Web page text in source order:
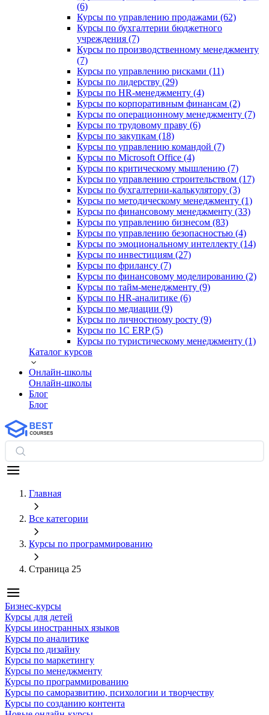
(6)
Курсы по управлению продажами (62)
Курсы по бухгалтерии бюджетного
учреждения (7)
Курсы по производственному менеджменту
(7)
Курсы по управлению рисками (11)
Курсы по лидерству (29)
Курсы по HR-менеджменту (4)
Курсы по корпоративным финансам (2)
Курсы по операционному менеджменту (7)
Курсы по трудовому праву (6)
Курсы по закупкам (18)
Курсы по управлению командой (7)
Курсы по Microsoft Office (4)
Курсы по критическому мышлению (7)
Курсы по управлению строительством (17)
Курсы по бухгалтерии-калькулятору (3)
Курсы по методическому менеджменту (1)
Курсы по финансовому менеджменту (33)
Курсы по управлению бизнесом (83)
Курсы по управлению безопасностью (4)
Курсы по эмоциональному интеллекту (14)
Курсы по инвестициям (27)
Курсы по фрилансу (7)
Курсы по финансовому моделированию (2)
Курсы по тайм-менеджменту (9)
Курсы по HR-аналитике (6)
Курсы по медиации (9)
Курсы по личностному росту (9)
Курсы по 1С ERP (5)
Курсы по туристическому менеджменту (1)
Каталог курсов
Онлайн-школы
Онлайн-школы
Блог
Блог
Главная
Все категории
Курсы по программированию
Страница 25
Бизнес-курсы
Курсы для детей
Курсы иностранных языков
Курсы по аналитике
Курсы по дизайну
Курсы по маркетингу
Курсы по менеджменту
Курсы по программированию
Курсы по саморазвитию, психологии и творчеству
Курсы по созданию контента